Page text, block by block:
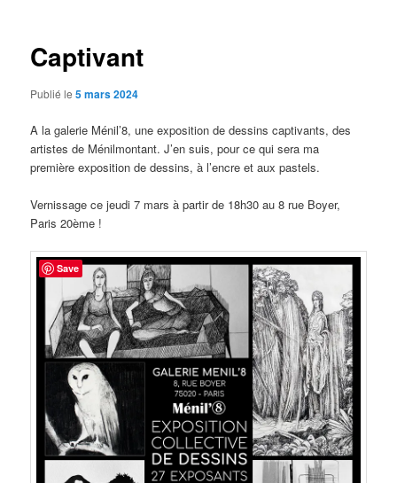
Captivant
Publié le5 mars 2024
A la galerie Ménil’8, une exposition de dessins captivants, des
artistes de Ménilmontant. J’en suis, pour ce qui sera ma
première exposition de dessins, à l’encre et aux pastels.
Vernissage ce jeudi 7 mars à partir de 18h30 au 8 rue Boyer,
Paris 20ème !
Save